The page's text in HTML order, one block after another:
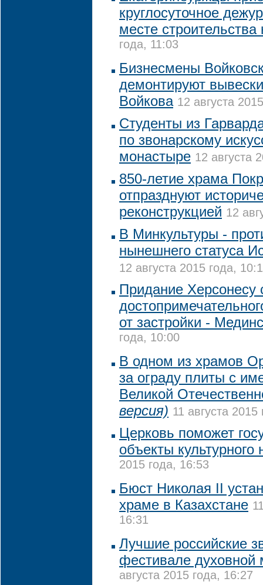
круглосуточное
месте строительства
года, 11:03
Бизнесмены
демонтируют
Войкова 12 августа
Студенты из
по звонарскому
монастыре 12 августа
850-летие храма
отпразднуют
реконструкцией 12
В Минкультуры -
нынешнего статуса
12 августа 2015 года,
Придание Херсонесу
от застройки -
года, 10:00
В одном из храмов
за ограду плиты с
Великой
версия) 11 августа
Церковь поможет
объекты культурного
2015 года, 16:53
Бюст Николая II
храме в Казахстане
16:31
Лучшие российские
фестивале духовной
августа 2015 года, 16:27